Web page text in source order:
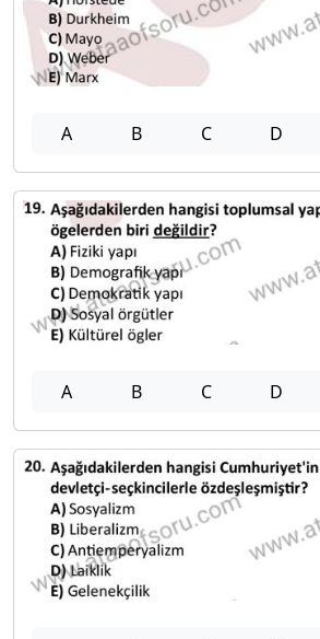
A B C D
A B C D